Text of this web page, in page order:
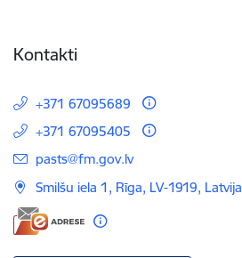
Kontakti
+371 67095689
+371 67095405
E-pasts:
pasts@fm.gov.lv
Smilšu iela 1, Rīga, LV-1919, Latvija